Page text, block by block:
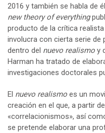
2016 y también se habla de
new theory of everything
producto de la crítica
involucra con cierta serie de
dentro del nuevo realismo y
Harman ha tratado de
investigaciones doctorales
El nuevo realismo es un
creación en el que, a partir
«correlacionismos», así
se pretende elaborar una